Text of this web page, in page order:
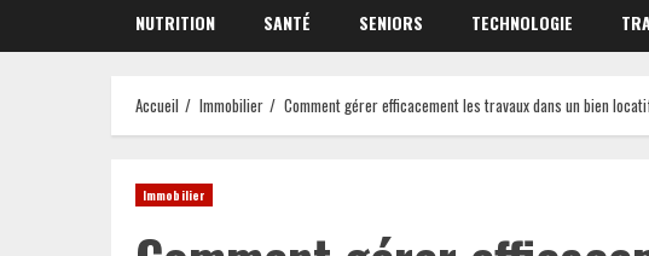
NUTRITION SANTÉ SENIORS TECHNOLOGIE
Accueil Immobilier Comment gérer efficacement les travaux dans un bien
Immobilier